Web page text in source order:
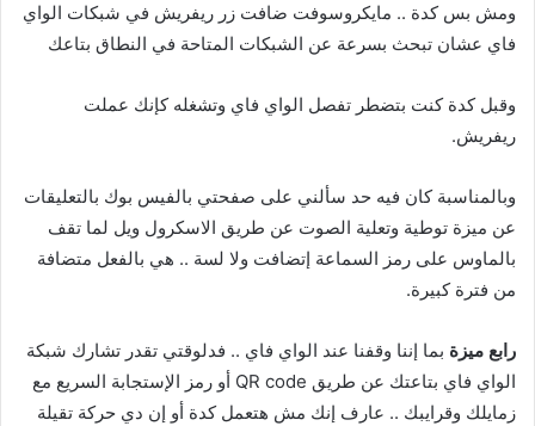
ومش بس كدة .. مايكروسوفت ضافت زر ريفريش في شبكات الواي
فاي عشان تبحث بسرعة عن الشبكات المتاحة في النطاق بتاعك
وقبل كدة كنت بتضطر تفصل الواي فاي وتشغله كإنك عملت
ريفريش.
وبالمناسبة كان فيه حد سألني على صفحتي بالفيس بوك بالتعليقات
عن ميزة توطية وتعلية الصوت عن طريق الاسكرول ويل لما تقف
بالماوس على رمز السماعة إتضافت ولا لسة .. هي بالفعل متضافة
من فترة كبيرة.
رابع ميزة بما إننا وقفنا عند الواي فاي .. فدلوقتي تقدر تشارك شبكة
الواي فاي بتاعتك عن طريق QR code أو رمز الإستجابة السريع مع
زمايلك وقرايبك .. عارف إنك مش هتعمل كدة أو إن دي حركة تقيلة